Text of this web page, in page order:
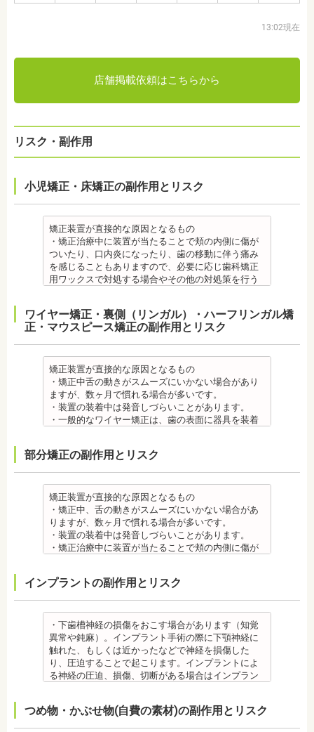
13:02現在
店舗掲載依頼はこちらから
リスク・副作用
小児矯正・床矯正の副作用とリスク
矯正装置が直接的な原因となるもの
・矯正治療中に装置が当たることで頬の内側に傷が
ついたり、口内炎になったり、歯の移動に伴う痛み
を感じることもありますので、必要に応じ歯科矯正
用ワックスで対処する場合やその他の対処策を行う
が、数ヶ月で慣れることが多いです。
・装置の装着中は発音しづらいことがあります。
・矯正装置を装着した直後や、ワイヤーを交換した
直後に痛みを感じることがありますが、数日でおさ
まる場合が多いです。また、冷たいものを飲んだと
きにしみる「知覚過敏」があらわれる場合がありま
すが、基本的には数日で改善されます。長期間痛む
場合は、歯科医師に相談しましょう。
金属アレルギー
は、皮膚科で行われているパッチテストなどをうけ
膜にアレルギー症状が起きた場合は、速やかに歯科
医師の指示を仰いでください。
抜歯・麻酔 ・矯正をしたい箇所に十分なスペースが
ない場合は、抜歯を必要とすることもあります。健
康上問題のない歯を抜歯する場合もあります。
・抜歯する場合は麻酔注射を行います。麻酔薬の中
もあるため、心が起こることもあります。臓や血圧
は、頬を噛んだり、熱いものを飲んだりしてもわか
らないため、口腔内を傷つけるリスクがあります。
さらに、麻酔によって悪心、嘔吐、アレルギー反応
虫歯・歯周病 ・矯正治療中、矯正装置の周りなど、
ブラッシング（歯磨き）しにくい部分ができるた
め、虫歯や歯周炎のリスクが高くなります。
を歯科医師より受けて 、毎日丁寧なブラッシング、
ワイヤー矯正・裏側（リンガル）・ハーフリンガル矯
正・マウスピース矯正の副作用とリスク
矯正装置が直接的な原因となるもの
・矯正中舌の動きがスムーズにいかない場合があり
ますが、数ヶ月で慣れる場合が多いです。
・装置の装着中は発音しづらいことがあります。
・一般的なワイヤー矯正は、歯の表面に器具を装着
・矯正治療中に装置が当たることで頬の内側に傷が
ついたり、口内炎になったり、歯の移動に伴う痛み
を感じることもありますので、必要に応じワックス
で対処する場合やその他の対処策を行う場合があり
ます。
・矯正装置を装着した直後や、ワイヤーを交換した
直後に痛みを感じることがありますが、数日でおさ
まる場合が多いです。また、冷たいものを飲んだと
科医師に相談しましょう。
いるため、金属アレルギーのある方、不安がある方
は、皮膚科で行われているパッチテストをうけて、
アレルギー材料を特定し、歯科医師に伝えてくださ
い。矯正装置を装着したあとに、皮膚や口腔の粘膜
にアレルギー症状が起きた場合は、速やかに歯科医
師の指示を仰いでください。
・矯正をしたい箇所に十分なスペースがない場合
部分矯正の副作用とリスク
矯正装置が直接的な原因となるもの
・矯正中、舌の動きがスムーズにいかない場合があ
りますが、数ヶ月で慣れる場合が多いです。
・装置の装着中は発音しづらいことがあります。
・矯正治療中に装置が当たることで頬の内側に傷が
で対処する場合やその他の対処策を行う場合があり
ます。
・矯正装置を装着した直後や、ワイヤーを交換した
直後に痛みを感じることがありますが、数日でおさ
まる場合が多いです。また、冷たいものを飲んだと
きにしみる「知覚過敏」があらわれる場合がありま
すが、基本的には数日で改善されます。長期間痛む
場合は、歯科医師に相談しましょう。
いるため、金属アレルギーのある方、不安がある方
インプラントの副作用とリスク
・下歯槽神経の損傷をおこす場合があります（知覚
異常や鈍麻）。インプラント手術の際に下顎神経に
触れた、もしくは近かったなどで神経を損傷した
り、圧迫することで起こります。インプラントによ
る神経の圧迫、損傷、切断がある場合はインプラン
・上あごにインプラントを埋める際に、上顎洞を破
る場合があります。手術した時に感染が生じると蓄
つめ物・かぶせ物(自費の素材)の副作用とリスク